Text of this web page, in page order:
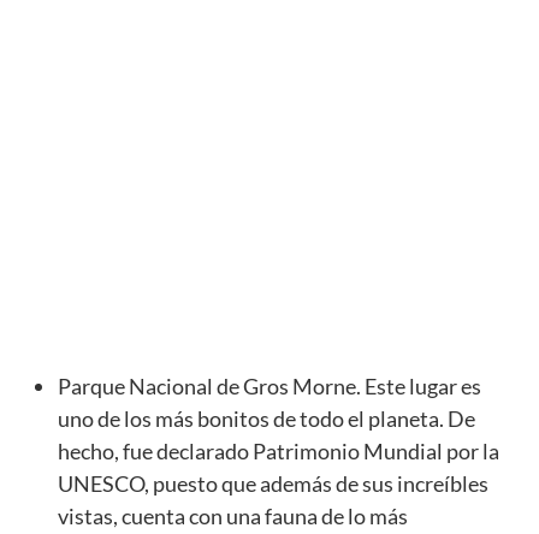
Parque Nacional de Gros Morne. Este lugar es
uno de los más bonitos de todo el planeta. De
hecho, fue declarado Patrimonio Mundial por la
UNESCO, puesto que además de sus increíbles
vistas, cuenta con una fauna de lo más